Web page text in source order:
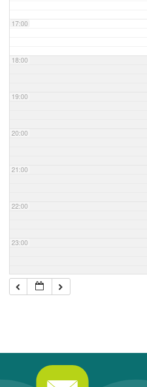
17:00
18:00
19:00
20:00
21:00
22:00
23:00